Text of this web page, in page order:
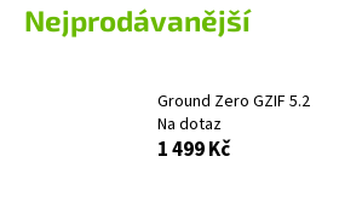
Nejprodávanější
Ground Zero GZIF 5.2
Na dotaz
1 499 Kč
b